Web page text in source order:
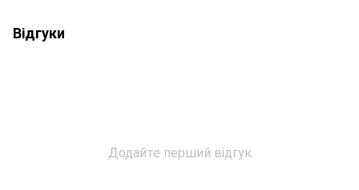
Відгуки
Додайте перший відгук